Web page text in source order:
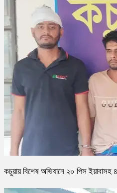
কচুয়ায় বিশেষ অভিযানে ২০ পিস ইয়াবাসহ